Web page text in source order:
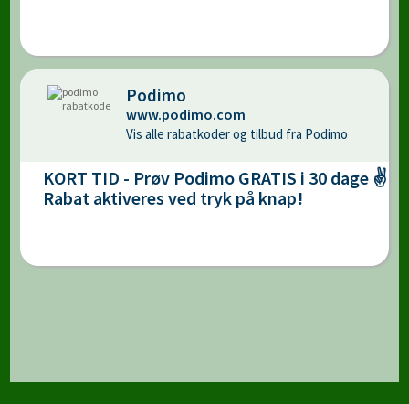
Podimo
www.podimo.com
Vis alle rabatkoder og tilbud fra Podimo
KORT TID - Prøv Podimo GRATIS i 30 dage ✌️
Rabat aktiveres ved tryk på knap!